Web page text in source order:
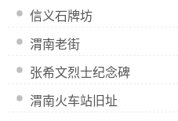
信义石牌坊
渭南老街
张希文烈士纪念碑
渭南火车站旧址